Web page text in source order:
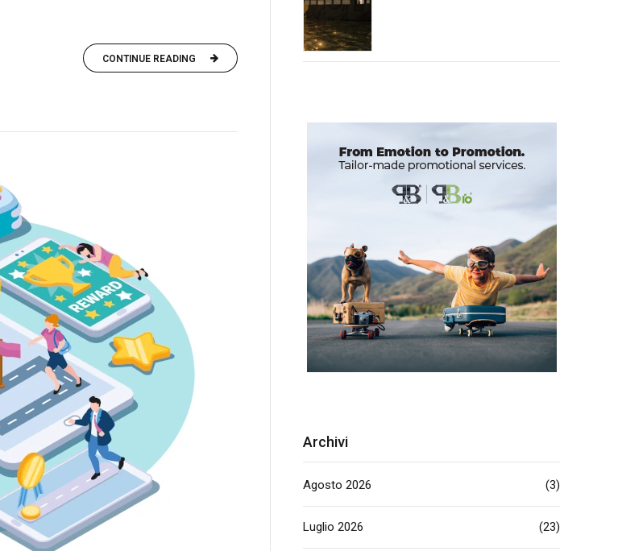
CONTINUE READING
Archivi
Agosto 2026 (3)
Luglio 2026 (23)